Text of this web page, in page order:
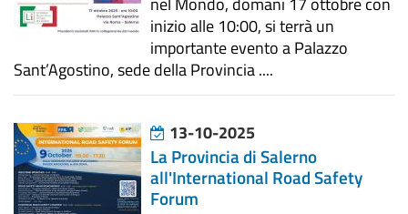
inizio alle 10:00, si terrà un
importante evento a Palazzo
Sant’Agostino, sede della Provincia ....
13-10-2025
La Provincia di Salerno
all'International Road Safety
Forum